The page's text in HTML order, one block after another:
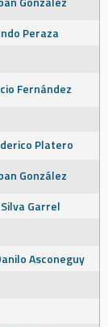
Peraza
Fernández
Platero
González
Garrel
Asconeguy